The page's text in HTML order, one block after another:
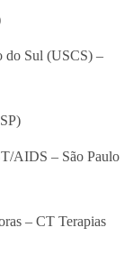
do Sul (USCS) –
AIDS – São Paulo
– CT Terapias